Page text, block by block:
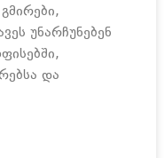
უნარჩუნებენ
და